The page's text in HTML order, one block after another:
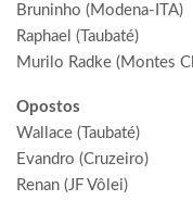
Bruninho (Modena-ITA)
Raphael (Taubaté)
Murilo Radke (Montes
Opostos
Wallace (Taubaté)
Evandro (Cruzeiro)
Renan (JF Vôlei)